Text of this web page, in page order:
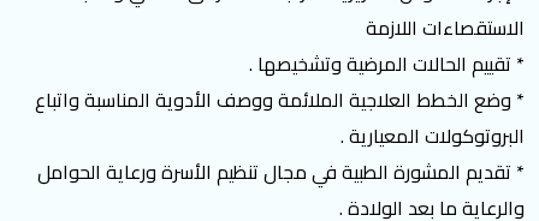
الاستقصاءات اللازمة
* تقييم الحالات المرضية وتشخيصها .
* وضع الخطط العلاجية الملائمة ووصف الأدوية المناسبة واتباع
البروتوكولات المعيارية .
* تقديم المشورة الطبية في مجال تنظيم الأسرة ورعاية الحوامل
والرعاية ما بعد الولادة .